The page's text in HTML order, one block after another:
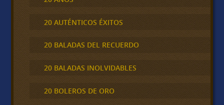
20 AUTÉNTICOS ÉXITOS
20 BALADAS DEL RECUERDO
20 BALADAS INOLVIDABLES
20 BOLEROS DE ORO